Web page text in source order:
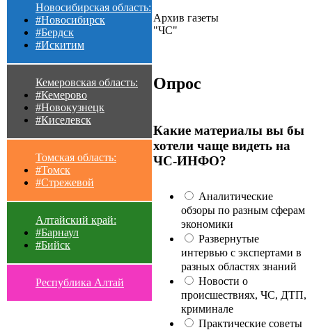
Новосибирская область:
#Новосибирск
#Бердск
#Искитим
Кемеровская область:
#Кемерово
#Новокузнецк
#Киселевск
Томская область:
#Томск
#Стрежевой
Алтайский край:
#Барнаул
#Бийск
Республика Алтай
Архив газеты
"ЧС"
Опрос
Какие материалы вы бы
хотели чаще видеть на
ЧС-ИНФО?
Аналитические
обзоры по разным сферам
экономики
Развернутые
интервью с экспертами в
разных областях знаний
Новости о
происшествиях, ЧС, ДТП,
криминале
Практические советы